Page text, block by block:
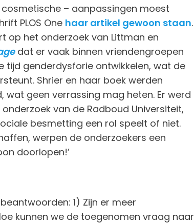
– aanpassingen moest
PLOS One haar artikel gewoon staan.
op het onderzoek van Littman en
dat er vaak binnen vriendengroepen
tijd genderdysforie ontwikkelen, wat de
Shrier en haar boek werden
geen verrassing mag heten. Er werd
van de Radboud Universiteit,
besmetting een rol speelt of niet.
werpen de onderzoekers een
doorlopen!’
1) Zijn er meer
kunnen we de toegenomen vraag naar